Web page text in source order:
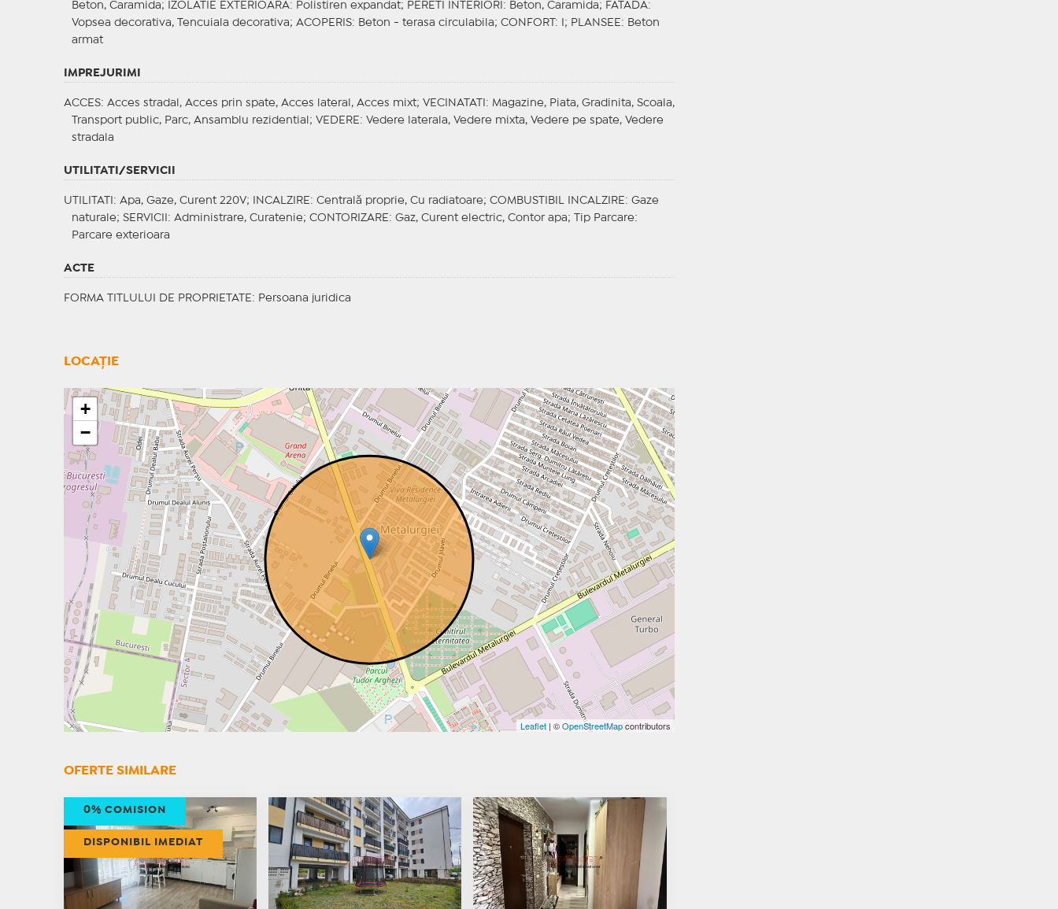
Beton, Caramida;
IZOLATIE EXTERIOARA: Polistiren expandat; PERETI INTERIORI : Beton, Caramida; FATADA:
Vopsea decorativa, Tencuiala decorativa; ACOPERIS: Beton - terasa circulabila; CONFORT : I; PLANSEE : Beton
armat
IMPREJURIMI
ACCES: Acces stradal, Acces prin spate, Acces lateral, Acces mixt; VECINATATI
: Magazine, Piata, Gradinita, Scoala,
Transport public, Parc, Ansamblu rezidential; VEDERE : Vedere laterala, Vedere mixta, Vedere pe spate, Vedere
stradala
UTILITATI/SERVICII
UTILITATI : Apa, Gaze, Curent 220V; INCALZIRE : Centrală proprie, Cu radiatoare; COMBUSTIBIL INCALZIRE : Gaze
naturale; SERVICII : Administrare, Curatenie; CONTORIZARE : Gaz, Curent electric, Contor apa; Tip Parcare:
Parcare exterioara
ACTE
FORMA TITLULUI DE PROPRIETATE : Persoana juridica
LOCAȚIE
+
−
Leaflet| ©OpenStreetMapcontributors
OFERTE SIMILARE
0% COMISION
DISPONIBIL IMEDIAT